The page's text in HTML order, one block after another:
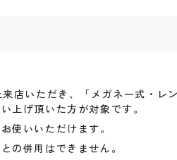
店いただき、「メガネ一式・レ
上げ頂いた方が対象です。
使いいただけます。
の併用はできません。